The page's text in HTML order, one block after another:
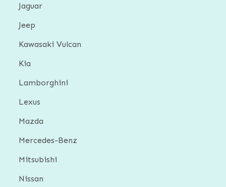
Jaguar
Jeep
Kawasaki Vulcan
Kia
Lamborghini
Lexus
Mazda
Mercedes-Benz
Mitsubishi
Nissan